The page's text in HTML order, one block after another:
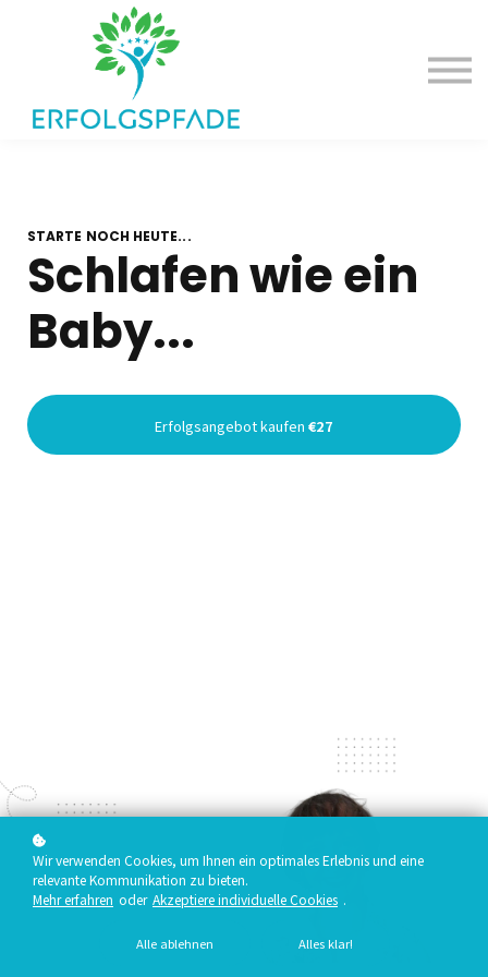
Deine Erfolgsangebote
Dein Erfolgspodcast
STARTE NOCH HEUTE...
Schlafen wie ein
Baby...
Erfolgsangebot kaufen €27
Wir verwenden Cookies, um Ihnen ein optimales Erlebnis und eine
relevante Kommunikation zu bieten.
Mehr erfahren oder Akzeptiere individuelle Cookies .
Alle ablehnen Alles klar!